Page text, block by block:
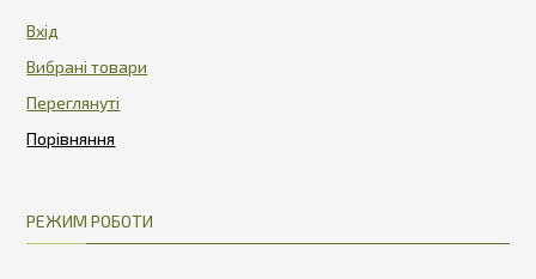
Вхід
Вибрані товари
Переглянуті
РЕЖИМ РОБОТИ